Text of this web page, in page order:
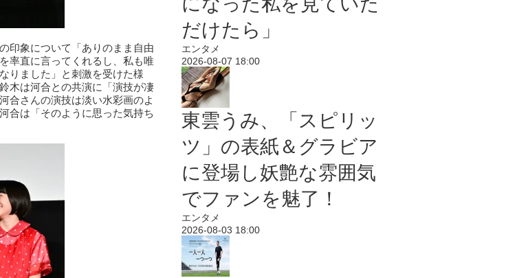
印象について「ありのまま自由
率直に言ってくれるし、私も唯
りました」と刺激を受けた様
木は河合との共演に「演技が凄
合さんの演技は淡い水彩画のよ
合は「そのように思った気持ち
だけたら」
エンタメ
2026-08-07 18:00
東雲うみ、「スピリッ
ツ」の表紙＆グラビア
に登場し妖艶な雰囲気
でファンを魅了！
エンタメ
2026-08-03 18:00